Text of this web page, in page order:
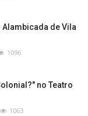
Alambicada de Vila
1096
no Teatro
1063